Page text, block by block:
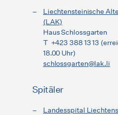
Liechtensteinische
(LAK)
Haus Schlossgarten
T +423 388 13 13
18.00 Uhr)
schlossgarten@lak.li
Spitäler
Landesspital